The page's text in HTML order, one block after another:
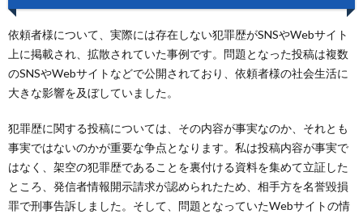
依頼者様について、実際には存在しない犯罪歴がSNSやWebサイト
上に掲載され、拡散されていた事例です。問題となった投稿は複数
のSNSやWebサイトなどで公開されており、依頼者様の社会生活に
大きな影響を及ぼしていました。
犯罪歴に関する投稿については、その内容が事実なのか、それとも
事実ではないのかが重要な争点となります。私は投稿内容が事実で
はなく、架空の犯罪歴であることを裏付ける資料を集めて立証した
ところ、発信者情報開示請求が認められたため、相手方を名誉毀損
罪で刑事告訴しました。そして、問題となっていたWebサイトの情